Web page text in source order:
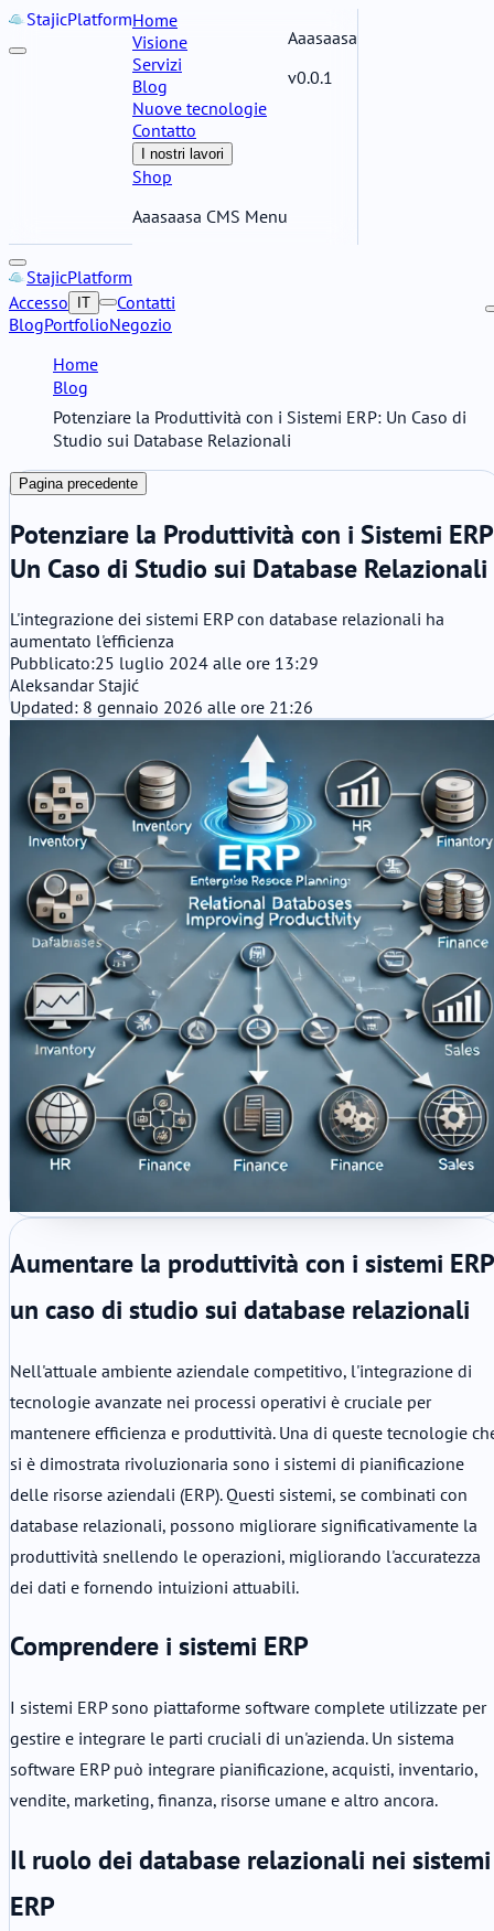
StajicPlatformHome
Visione
Servizi
Blog
Nuove tecnologie
Contatto
I nostri lavori
Shop
Aaasaasa CMS Menu
Aaasaasa
v0.0.1
StajicPlatform
BlogPortfolioNegozio
Accesso IT Contatti
Home
Blog
Potenziare la Produttività con i Sistemi ERP: Un Caso di
Studio sui Database Relazionali
Pagina precedente
Potenziare la Produttività con i Sistemi
Un Caso di Studio sui Database Relazionali
L'integrazione dei sistemi ERP con database relazionali ha
aumentato l'efficienza
Pubblicato:25 luglio 2024 alle ore 13:29
Aleksandar Stajić
Updated: 8 gennaio 2026 alle ore 21:26
Aumentare la produttività con i sistemi
un caso di studio sui database relazionali
Nell'attuale ambiente aziendale competitivo, l'integrazione di
tecnologie avanzate nei processi operativi è cruciale per
mantenere efficienza e produttività. Una di queste tecnologie
si è dimostrata rivoluzionaria sono i sistemi di pianificazione
delle risorse aziendali (ERP). Questi sistemi, se combinati con
database relazionali, possono migliorare significativamente la
produttività snellendo le operazioni, migliorando l'accuratezza
dei dati e fornendo intuizioni attuabili.
Comprendere i sistemi ERP
I sistemi ERP sono piattaforme software complete utilizzate per
gestire e integrare le parti cruciali di un'azienda. Un sistema
software ERP può integrare pianificazione, acquisti, inventario,
vendite, marketing, finanza, risorse umane e altro ancora.
Il ruolo dei database relazionali nei sistemi
ERP